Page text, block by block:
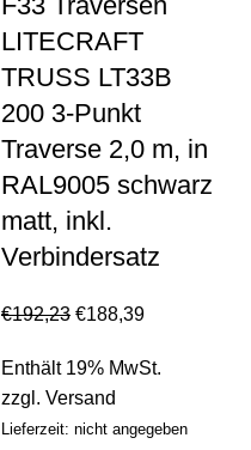
LITECRAFT
TRUSS LT33B
200 3-Punkt
Traverse 2,0 m, in
RAL9005 schwarz
matt, inkl.
Verbindersatz
€192,23 €188,39
Enthält 19% MwSt.
zzgl. Versand
Lieferzeit: nicht angegeben